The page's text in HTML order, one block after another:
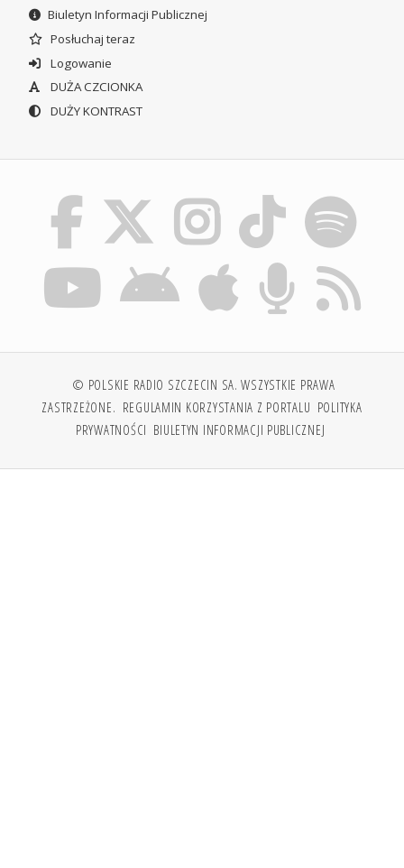
Biuletyn Informacji Publicznej
Posłuchaj teraz
Logowanie
DUŻA CZCIONKA
DUŻY KONTRAST
© POLSKIE RADIO SZCZECIN SA. WSZYSTKIE PRAWA
ZASTRZEŻONE. REGULAMIN KORZYSTANIA Z PORTALU POLITYKA
PRYWATNOŚCI BIULETYN INFORMACJI PUBLICZNEJ